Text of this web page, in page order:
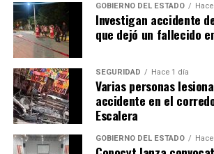
GOBIERNO DEL ESTADO
Investigan accidente
que dejó un fallecido
SEGURIDAD Hace 1 día
Varias personas
accidente en el
Escalera
GOBIERNO DEL ESTADO